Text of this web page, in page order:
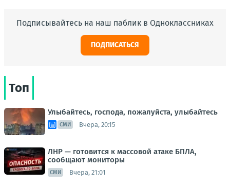
Подписывайтесь на наш паблик в Одноклассниках
ПОДПИСАТЬСЯ
Топ
Улыбайтесь, господа, пожалуйста, улыбайтесь
СМИ Вчера, 20:15
ЛНР — готовится к массовой атаке БПЛА,
сообщают мониторы
СМИ Вчера, 21:01